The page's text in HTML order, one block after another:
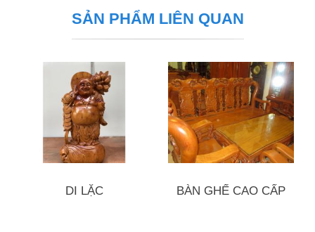
SẢN PHẨM LIÊN QUAN
DI LẶC BÀN GHẾ CAO CẤP